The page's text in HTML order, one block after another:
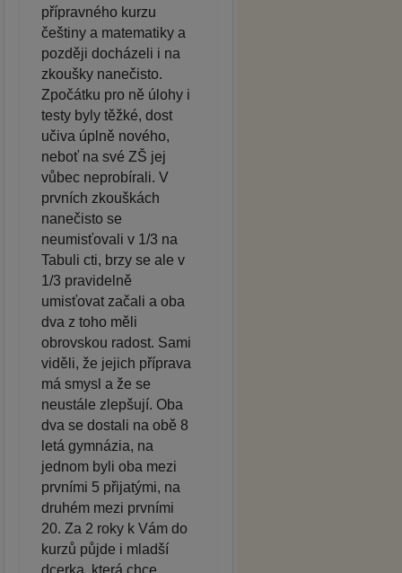
přípravného kurzu
češtiny a matematiky a
později docházeli i na
zkoušky nanečisto.
Zpočátku pro ně úlohy i
testy byly těžké, dost
učiva úplně nového,
neboť na své ZŠ jej
vůbec neprobírali. V
prvních zkouškách
nanečisto se
neumisťovali v 1/3 na
Tabuli cti, brzy se ale v
1/3 pravidelně
umisťovat začali a oba
dva z toho měli
obrovskou radost. Sami
viděli, že jejich příprava
má smysl a že se
neustále zlepšují. Oba
dva se dostali na obě 8
letá gymnázia, na
jednom byli oba mezi
prvními 5 přijatými, na
druhém mezi prvními
20. Za 2 roky k Vám do
kurzů půjde i mladší
dcerka, která chce